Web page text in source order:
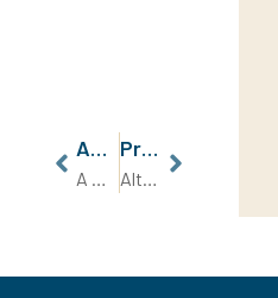
Anterior
A Reforma Tributária e os Regimes Diferenciados de Tributação
Próximo
Alteração de Local de Trabalho: Uma análise legal com base na CLT